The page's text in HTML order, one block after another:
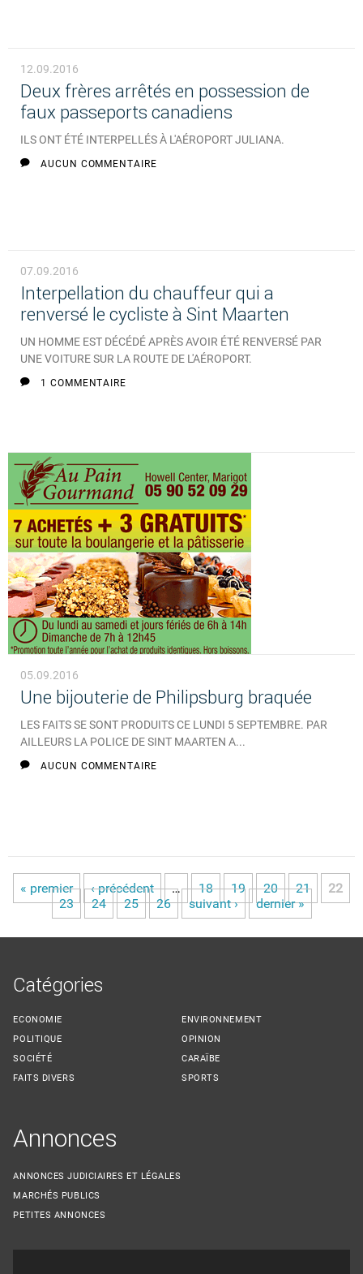
12.09.2016
Deux frères arrêtés en possession de
faux passeports canadiens
ILS ONT ÉTÉ INTERPELLÉS À L'AÉROPORT JULIANA.
AUCUN COMMENTAIRE
07.09.2016
Interpellation du chauffeur qui a
renversé le cycliste à Sint Maarten
UN HOMME EST DÉCÉDÉ APRÈS AVOIR ÉTÉ RENVERSÉ PAR
UNE VOITURE SUR LA ROUTE DE L'AÉROPORT.
1 COMMENTAIRE
05.09.2016
Une bijouterie de Philipsburg braquée
LES FAITS SE SONT PRODUITS CE LUNDI 5 SEPTEMBRE. PAR
AILLEURS LA POLICE DE SINT MAARTEN A...
AUCUN COMMENTAIRE
Pages
« premier ‹ précédent … 18 19 20 21
22
23
24 25 26 suivant › dernier »
Catégories
ECONOMIE
POLITIQUE
SOCIÉTÉ
FAITS DIVERS
ENVIRONNEMENT
OPINION
CARAÏBE
SPORTS
Annonces
ANNONCES JUDICIAIRES ET LÉGALES
MARCHÉS PUBLICS
PETITES ANNONCES